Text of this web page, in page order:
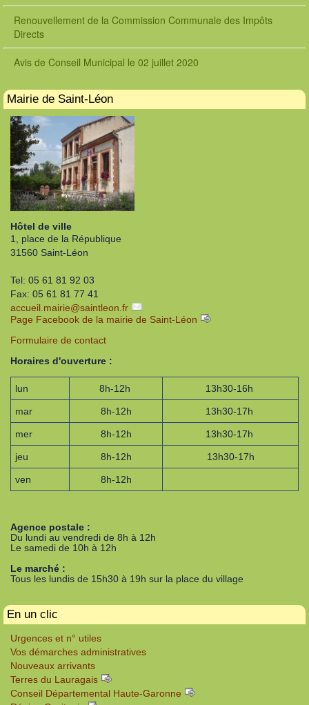
Renouvellement de la Commission Communale des Impôts
Directs
Avis de Conseil Municipal le 02 juillet 2020
Mairie de Saint-Léon
Hôtel de ville
1, place de la République
31560 Saint-Léon
Tel: 05 61 81 92 03
Fax: 05 61 81 77 41
accueil.mairie@saintleon.fr
Page Facebook de la mairie de Saint-Léon
Formulaire de contact
Horaires d'ouverture :
lun 8h-12h 13h30-16h
mar 8h-12h 13h30-17h
mer 8h-12h 13h30-17h
jeu 8h-12h 13h30-17h
ven 8h-12h
Agence postale :
Du lundi au vendredi de 8h à 12h
Le samedi de 10h à 12h
Le marché :
Tous les lundis de 15h30 à 19h sur la place du village
En un clic
Urgences et n° utiles
Vos démarches administratives
Nouveaux arrivants
Terres du Lauragais
Conseil Départemental Haute-Garonne